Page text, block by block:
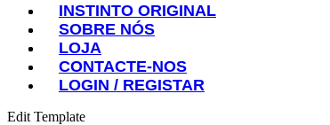
SOBRE NÓS
LOJA
CONTACTE-NOS
LOGIN / REGISTAR
INSTINTO ORIGINAL
SOBRE NÓS
LOJA
CONTACTE-NOS
LOGIN / REGISTAR
Edit Template